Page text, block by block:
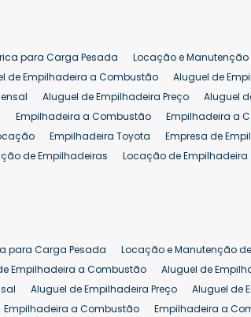
para Carga Pesada Locação e
de Empilhadeira a Combustão Aluguel de
Aluguel de Empilhadeira Preço Aluguel
Empilhadeira a Combustão Empilhadeira a
Empilhadeira Toyota Empresa de
de Empilhadeiras Locação de Empilhadeira
Comprar Empilhadeira 25 ton Empilhadeira a
para Carga Pesada Locação e Manutenção
Empilhadeira a Combustão Aluguel de
Aluguel de Empilhadeira Preço Aluguel de
Empilhadeira a Combustão Empilhadeira a